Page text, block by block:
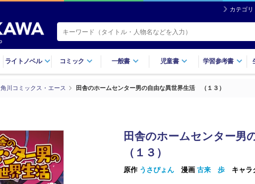
カテゴ
ライトノベル コミック 一般書 児童書 学習参考書
角川コミックス・エース 田舎のホームセンター男の自由な異世界生活 （１３）
田舎のホームセンター男
（１３）
原作 うさぴょん 漫画 古来 歩 キャラ